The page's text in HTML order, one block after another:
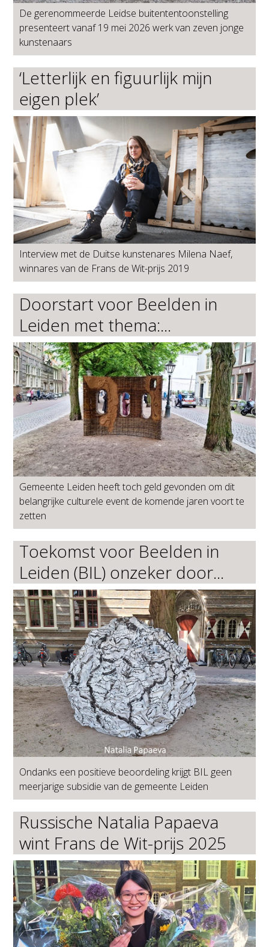
De gerenommeerde Leidse buitententoonstelling
presenteert vanaf 19 mei 2026 werk van zeven jonge
kunstenaars
‘Letterlijk en figuurlijk mijn
eigen plek’
Interview met de Duitse kunstenares Milena Naef,
winnares van de Frans de Wit-prijs 2019
Doorstart voor Beelden in
Leiden met thema:...
Gemeente Leiden heeft toch geld gevonden om dit
belangrijke culturele event de komende jaren voort te
zetten
Toekomst voor Beelden in
Leiden (BIL) onzeker door...
Ondanks een positieve beoordeling krijgt BIL geen
meerjarige subsidie van de gemeente Leiden
Russische Natalia Papaeva
wint Frans de Wit-prijs 2025